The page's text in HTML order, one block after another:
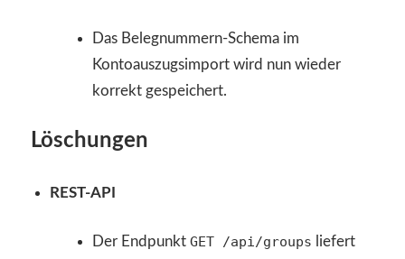
Das Belegnummern-Schema im
Kontoauszugsimport wird nun wieder
korrekt gespeichert.
Löschungen
REST-API
Der Endpunkt GET /api/groups liefert